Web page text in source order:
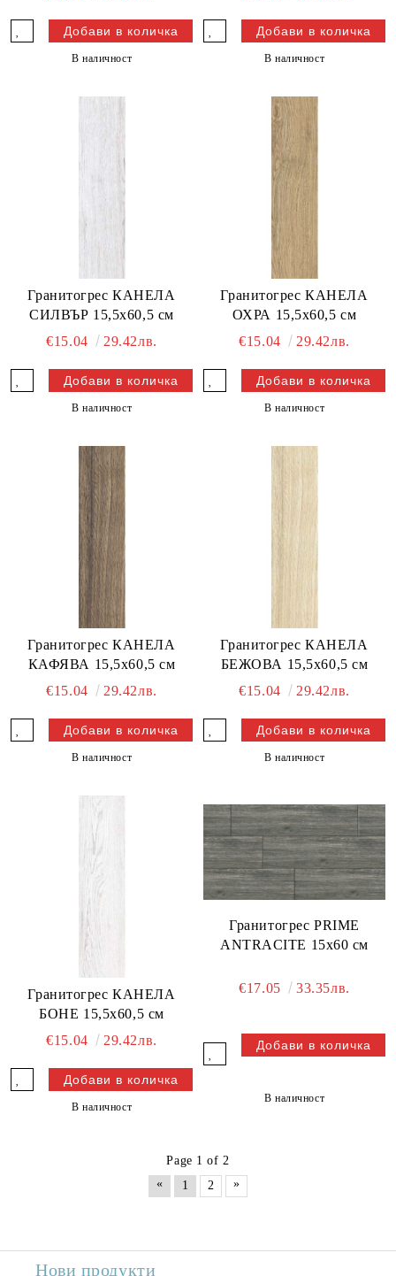
В наличност В наличност
Гранитогрес КАНЕЛА
СИЛВЪР 15,5x60,5 см
€15.04
29.42лв.
В наличност
Гранитогрес КАНЕЛА
ОХРА 15,5x60,5 см
€15.04
29.42лв.
В наличност
Гранитогрес КАНЕЛА
КАФЯВА 15,5x60,5 см
€15.04
29.42лв.
В наличност
Гранитогрес КАНЕЛА
БЕЖОВА 15,5x60,5 см
€15.04
29.42лв.
В наличност
Гранитогрес КАНЕЛА
БОНЕ 15,5x60,5 см
€15.04
29.42лв.
В наличност
Гранитогрес PRIME
ANTRACITE 15x60 см
€17.05 33.35лв.
В наличност
Page 1 of 2
«
1 2 »
Нови продукти